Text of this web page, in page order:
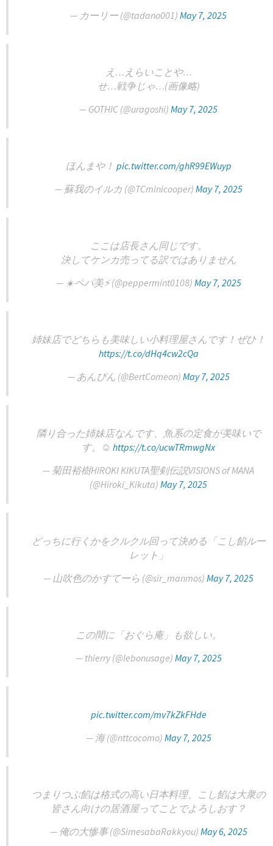
— カーリー (@tadano001) May 7, 2025
え…えらいことや…
せ…戦争じゃ…(画像略)
— GOTHIC (@uragoshi) May 7, 2025
ほんまや！ pic.twitter.com/ghR99EWuyp
— 蘇我のイルカ (@TCminicooper) May 7, 2025
ここは店長さん同じです。
決してケンカ売ってる訳ではありません
— ☀️ペパ美⚡️ (@peppermint0108) May 7, 2025
姉妹店でどちらも美味しい小料理屋さんです！ぜひ！
https://t.co/dHq4cw2cQa
— あんぴん (@BertComeon) May 7, 2025
隣り合った姉妹店なんです、魚系の定食が美味いで
す。☺️ https://t.co/ucwTRmwgNx
— 菊田裕樹HIROKI KIKUTA聖剣伝説VISIONS of MANA
(@Hiroki_Kikuta) May 7, 2025
どっちに行くかをクルクル回って決める「こし餡ルー
レット」
— 山吹色のかすてーら (@sir_manmos) May 7, 2025
この間に「おぐら庵」も欲しい。
— thierry (@lebonusage) May 7, 2025
pic.twitter.com/mv7kZkFHde
— 海 (@nttcocomo) May 7, 2025
つまりつぶ餡は格式の高い日本料理、こし餡は大衆の
皆さん向けの居酒屋ってことでよろしおす？
— 俺の大惨事 (@SimesabaRakkyou) May 6, 2025